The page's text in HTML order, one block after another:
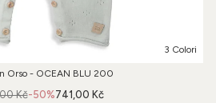
3 Colori
Orso - OCEAN BLU 200
-50%
Kč 741,00 Kč